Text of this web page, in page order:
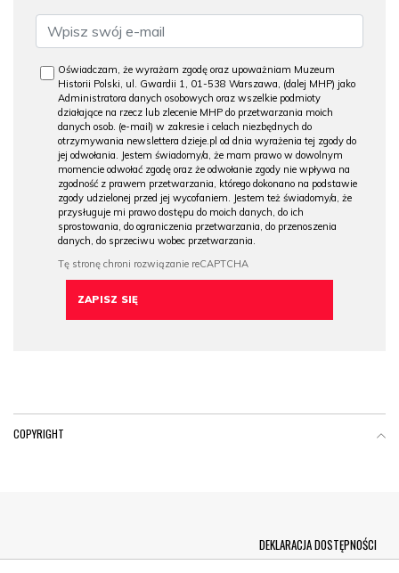
Oświadczam, że wyrażam zgodę oraz upoważniam Muzeum
Historii Polski, ul. Gwardii 1, 01-538 Warszawa, (dalej MHP) jako
Administratora danych osobowych oraz wszelkie podmioty
działające na rzecz lub zlecenie MHP do przetwarzania moich
danych osob. (e-mail) w zakresie i celach niezbędnych do
otrzymywania newslettera dzieje.pl od dnia wyrażenia tej zgody do
jej odwołania. Jestem świadomy/a, że mam prawo w dowolnym
momencie odwołać zgodę oraz że odwołanie zgody nie wpływa na
zgodność z prawem przetwarzania, którego dokonano na podstawie
zgody udzielonej przed jej wycofaniem. Jestem też świadomy/a, że
przysługuje mi prawo dostępu do moich danych, do ich
sprostowania, do ograniczenia przetwarzania, do przenoszenia
danych, do sprzeciwu wobec przetwarzania.
COPYRIGHT
DEKLARACJA DOSTĘPNOŚCI